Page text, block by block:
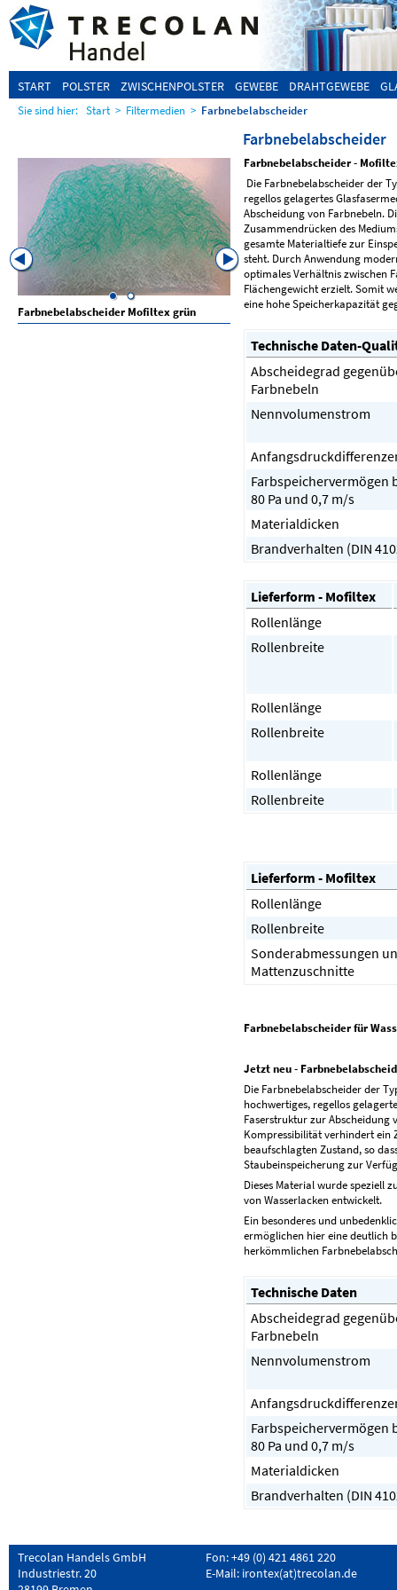
START POLSTER ZWISCHENPOLSTER GEWEBE DRAHTGEWEBE
Sie sind hier: Start > Filtermedien > Farbnebelabscheider
Farbnebelabscheider
Farbnebelabscheider -
Die Farbnebelabscheider der
regellos gelagertes
Abscheidung von Farbnebeln.
Zusammendrücken des
gesamte Materialtiefe zur
steht. Durch Anwendung
optimales Verhältnis zwischen
Flächengewicht erzielt. Somit
eine hohe Speicherkapazität
Technische Daten-
Abscheidegrad
Farbnebeln
Nennvolumenstrom
Farbspeichervermögen
80 Pa und 0,7 m/s
Materialdicken
Brandverhalten (DIN
Lieferform - Mofiltex
Rollenlänge
Rollenbreite
Rollenlänge
Rollenbreite
Rollenlänge
Rollenbreite
Lieferform - Mofiltex
Rollenlänge
Rollenbreite
Sonderabmessungen
Mattenzuschnitte
Farbnebelabscheider für
Jetzt neu -
Die Farbnebelabscheider der
hochwertiges, regellos
Faserstruktur zur Abscheidung
Kompressibilität verhindert ein
beaufschlagten Zustand, so
Staubeinspeicherung zur
Dieses Material wurde speziell
von Wasserlacken entwickelt.
Ein besonderes und
ermöglichen hier eine deutlich
herkömmlichen
Technische Daten
Abscheidegrad
Farbnebeln
Nennvolumenstrom
Farbspeichervermögen
80 Pa und 0,7 m/s
Materialdicken
Brandverhalten (DIN
Farbnebelabscheider Mofiltex grün
Farbnebelabscheider
Trecolan Handels GmbH
Industriestr. 20
Fon: +49 (0) 421 4861 220
E-Mail: irontex(at)trecolan.de